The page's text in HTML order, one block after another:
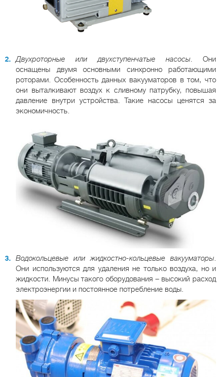
Двухроторные или двухступенчатые насосы . Они
оснащены двумя основными синхронно работающими
роторами. Особенность данных вакууматоров в том, что
они выталкивают воздух к сливному патрубку, повышая
давление внутри устройства. Такие насосы ценятся за
экономичность.
Водокольцевые или жидкостно-кольцевые вакууматоры.
Они используются для удаления не только воздуха, но и
жидкости. Минусы такого оборудования – высокий расход
электроэнергии и постоянное потребление воды.